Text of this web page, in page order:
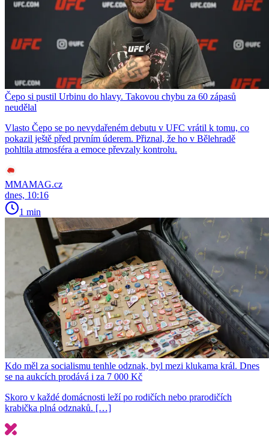
Čepo si pustil Urbinu do hlavy. Takovou chybu za 60 zápasů
neudělal
Vlasto Čepo se po nevydařeném debutu v UFC vrátil k tomu, co
pokazil ještě před prvním úderem. Přiznal, že ho v Bělehradě
pohltila atmosféra a emoce převzaly kontrolu.
MMAMAG.cz
dnes, 10:16
1 min
Kdo měl za socialismu tenhle odznak, byl mezi klukama král. Dnes
se na aukcích prodává i za 7 000 Kč
Skoro v každé domácnosti leží po rodičích nebo prarodičích
krabička plná odznaků. […]